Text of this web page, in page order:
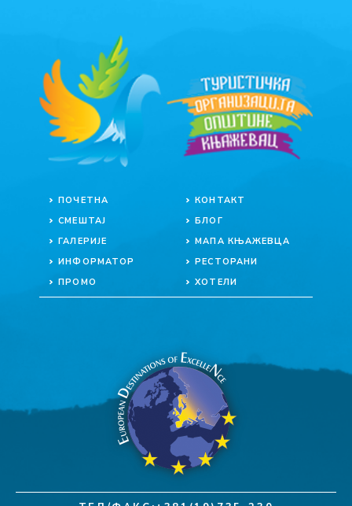
ПОЧЕТНА
СМЕШТАЈ
ГАЛЕРИЈЕ
ИНФОРМАТОР
ПРОМО
КОНТАКТ
БЛОГ
МАПА КЊАЖЕВЦА
РЕСТОРАНИ
ХОТЕЛИ